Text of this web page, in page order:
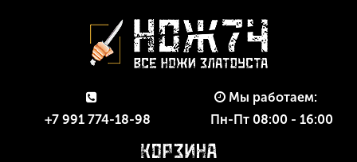
+7 991 774-18-98
Мы работаем:
Пн-Пт 08:00 - 16:00